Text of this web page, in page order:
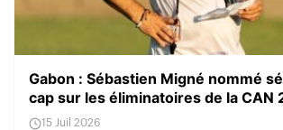
Gabon : Sébastien Migné nommé
cap sur les éliminatoires de la CAN
15 Juil 2026